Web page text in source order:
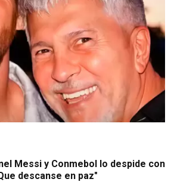
Messi y Conmebol lo despide con
descanse en paz"